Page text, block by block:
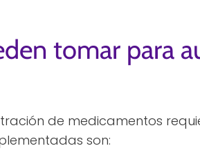
tomar para
de medicamentos
son: